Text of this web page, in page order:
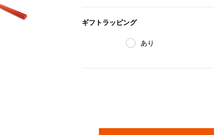
ギフトラッピング
あり